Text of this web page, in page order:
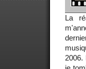
La
2006.